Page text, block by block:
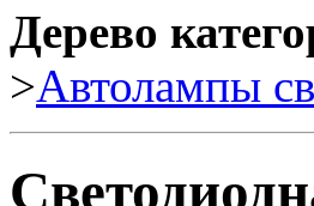
Дерево
>Автолампы